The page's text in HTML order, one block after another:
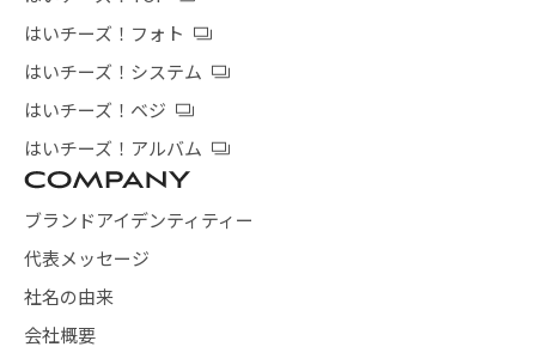
はいチーズ！フォト
はいチーズ！システム
はいチーズ！ベジ
はいチーズ！アルバム
ブランドアイデンティティー
代表メッセージ
社名の由来
会社概要